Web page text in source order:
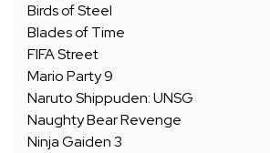
Birds of Steel
Blades of Time
FIFA Street
Mario Party 9
Naruto Shippuden: UNSG
Naughty Bear Revenge
Ninja Gaiden 3